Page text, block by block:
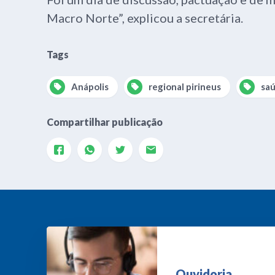
Macro Norte”, explicou a secretária.
Tags
Anápolis regional pirineus
Compartilhar publicação